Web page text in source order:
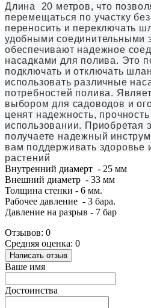
Длина 20 метров, что
перемещаться по участку
переносить и переключать
удобными соединительными
обеспечивают надежное
насадками для полива. Это
подключать и отключать
использовать различные
потребностей полива.
выбором для садоводов и
ценят надежность,
использовании. Приобретая
получаете надежный
вам поддерживать здоровье
растений
Внутренний диамерт - 25 мм
Внешний диаметр - 33 мм
Толщина стенки - 6 мм.
Рабочее давление - 3 бара.
Давление на разрыв - 7 бар
Отзывов: 0
Средняя оценка: 0
Написать отзыв
Ваше имя
Достоинства